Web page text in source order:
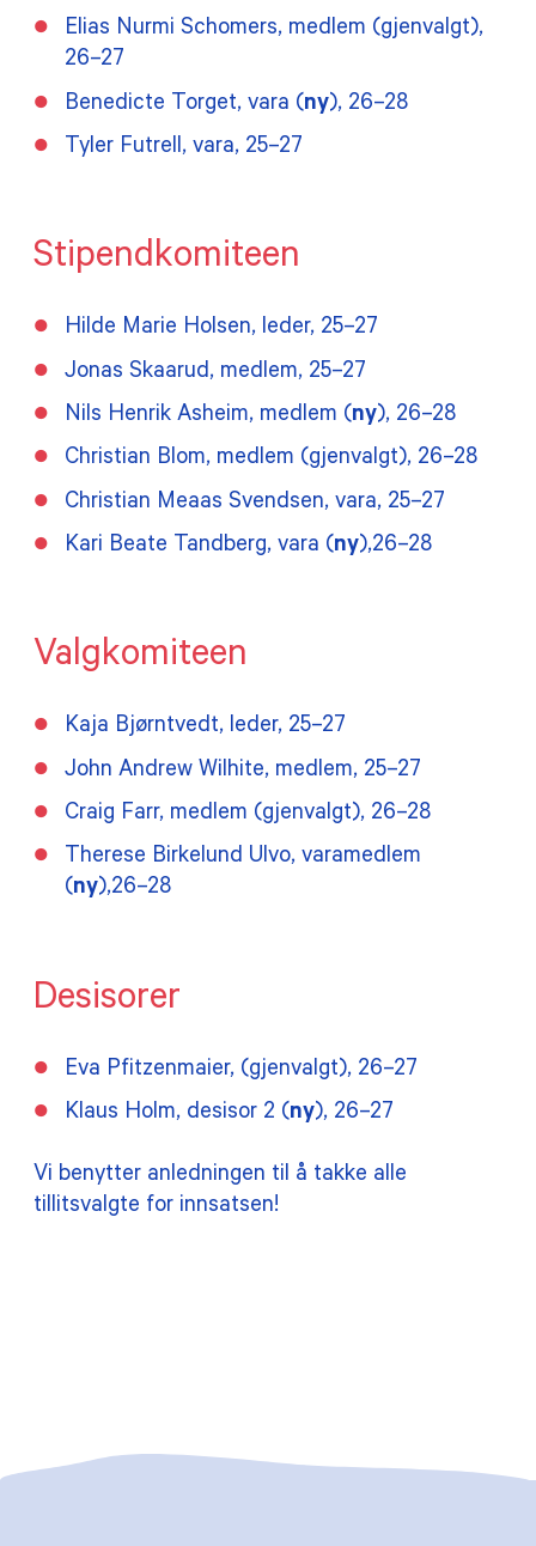
Elias Nurmi Schomers, medlem (gjenvalgt),
26–27
Benedicte Torget, vara (ny), 26–28
Tyler Futrell, vara, 25–27
Stipendkomiteen
Hilde Marie Holsen, leder, 25–27
Jonas Skaarud, medlem, 25–27
Nils Henrik Asheim, medlem (ny), 26–28
Christian Blom, medlem (gjenvalgt), 26–28
Christian Meaas Svendsen, vara, 25–27
Kari Beate Tandberg, vara (ny),26–28
Valgkomiteen
Kaja Bjørntvedt, leder, 25–27
John Andrew Wilhite, medlem, 25–27
Craig Farr, medlem (gjenvalgt), 26–28
Therese Birkelund Ulvo, varamedlem
(ny),26–28
Desisorer
Eva Pfitzenmaier, (gjenvalgt), 26–27
Klaus Holm, desisor 2 (ny), 26–27
Vi benytter anledningen til å takke alle
tillitsvalgte for innsatsen!